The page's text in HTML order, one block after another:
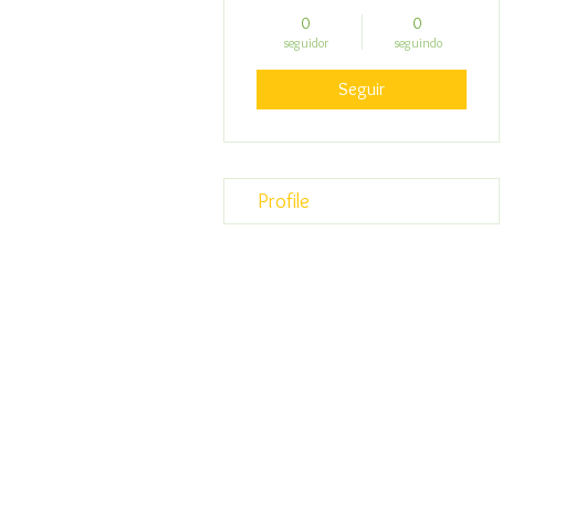
0
seguidor
0
seguindo
Seguir
Profile